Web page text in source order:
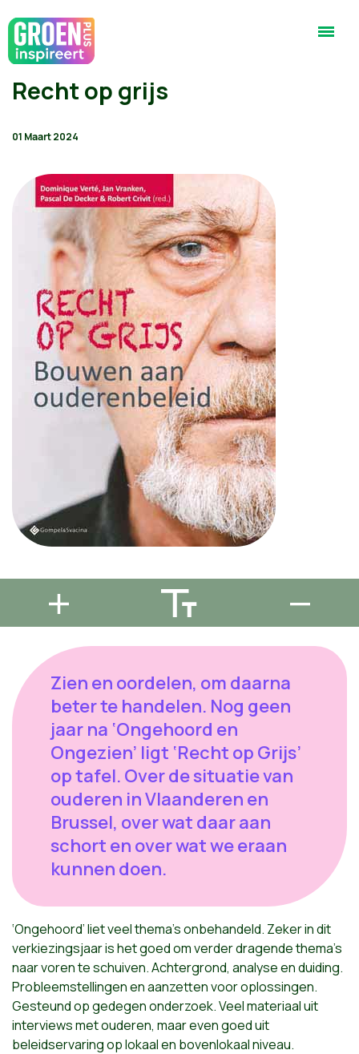
Recht op grijs
01 Maart 2024
Zien en oordelen, om daarna
beter te handelen. Nog geen
jaar na ‘Ongehoord en
Ongezien’ ligt ‘Recht op Grijs’
op tafel. Over de situatie van
ouderen in Vlaanderen en
Brussel, over wat daar aan
schort en over wat we eraan
kunnen doen.
‘Ongehoord’ liet veel thema’s onbehandeld. Zeker in dit
verkiezingsjaar is het goed om verder dragende thema’s
naar voren te schuiven. Achtergrond, analyse en duiding.
Probleemstellingen en aanzetten voor oplossingen.
Gesteund op gedegen onderzoek. Veel materiaal uit
interviews met ouderen, maar even goed uit
beleidservaring op lokaal en bovenlokaal niveau.